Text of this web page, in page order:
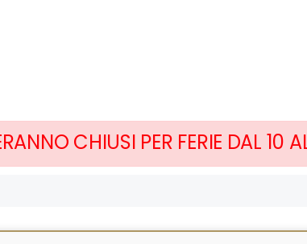
CHIUSI PER FERIE DAL 10